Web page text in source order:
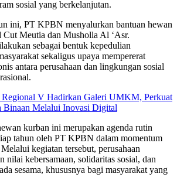
sosial yang berkelanjutan.
ini, PT KPBN menyalurkan bantuan hewan
Cut Meutia dan Musholla Al ‘Asr.
sebagai bentuk kepedulian
sekaligus upaya mempererat
antara perusahaan dan lingkungan sosial
V Hadirkan Galeri UMKM, Perkuat
Binaan Melalui Inovasi Digital
kurban ini merupakan agenda rutin
tahun oleh PT KPBN dalam momentum
kegiatan tersebut, perusahaan
nilai kebersamaan, solidaritas sosial, dan
sesama, khususnya bagi masyarakat yang